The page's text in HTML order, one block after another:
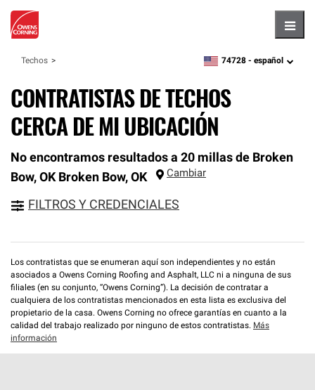
Techos zipcode,language
74728 - español
CONTRATISTAS DE TECHOS
CERCA DE MI UBICACIÓN
No encontramos resultados a 20 millas de Broken
Bow, OK Broken Bow, OK Cambiar
FILTROS Y CREDENCIALES
Los contratistas que se enumeran aquí son independientes y no están
asociados a Owens Corning Roofing and Asphalt, LLC ni a ninguna de sus
filiales (en su conjunto, “Owens Corning”). La decisión de contratar a
cualquiera de los contratistas mencionados en esta lista es exclusiva del
propietario de la casa. Owens Corning no ofrece garantías en cuanto a la
calidad del trabajo realizado por ninguno de estos contratistas. Más
información